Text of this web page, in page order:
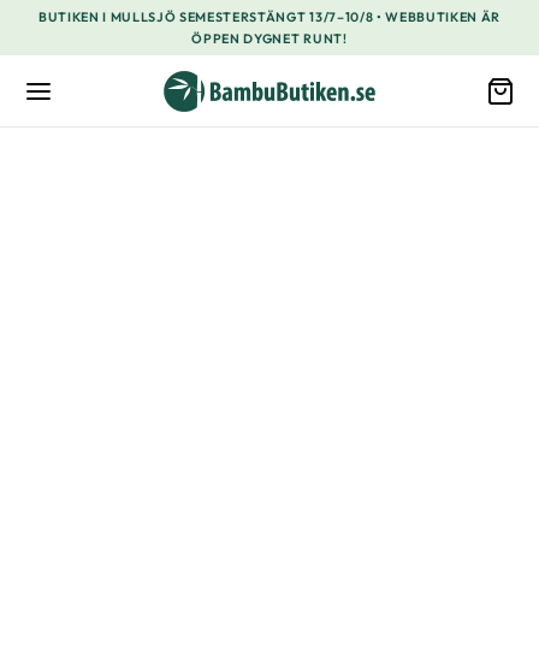
BUTIKEN I MULLSJÖ SEMESTERSTÄNGT 13/7–10/8 • WEBBUTIKEN ÄR
ÖPPEN DYGNET RUNT!